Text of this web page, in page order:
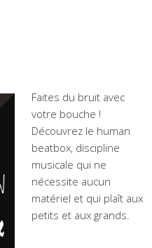
Faites du bruit avec
votre bouche !
Découvrez le human
beatbox, discipline
musicale qui ne
nécessite aucun
matériel et qui plaît aux
petits et aux grands.